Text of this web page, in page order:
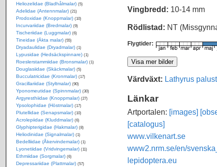
Vingbredd: 10-14 mm
Rödlistad: NT
Flygtider:
Värdväxt: Lathyrus
Länkar
Artportalen: [images]
[catalogus]
www.vilkenart.se
www2.nrm.se/en/
lepidoptera.eu
Heliozelidae (Bladhålmalar) (5)
Adelidae (Antennmalar) (21)
Prodoxidae (Knoppmalar) (10)
Incurvariidae (Bredmalar) (9)
Tischeriidae (Luggmalar) (6)
Tineidae (Äkta malar) (55)
Dryadaulidae (Dryadmalar) (1)
Lypusidae (Hedsäckspinnare) (1)
Roeslerstammiidae (Bronsmalar) (1)
Douglasiidae (Skäckmalar) (5)
Bucculatricidae (Kronmalar) (17)
Gracillariidae (Styltmalar) (90)
Yponomeutidae (Spinnmalar) (30)
Argyresthiidae (Knoppmalar) (27)
Ypsolophidae (Höstmalar) (17)
Plutellidae (Senapsmalar) (10)
Acrolepiidae (Kluddmalar) (6)
Glyphipterigidae (Hakmalar) (8)
Heliodinidae (Signalmalar) (1)
Bedelliidae (Åkervindemalar) (1)
Lyonetiidae (Vridvingemalar) (11)
Ethmiidae (Sorgmalar) (6)
Depressariidae (Plattmalar) (57)